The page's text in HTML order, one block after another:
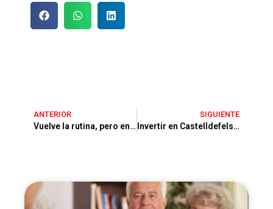
ANTERIOR
Vuelve la rutina, pero en Castelldefels se sigue viviendo como si estuvieras de vacaciones
SIGUIENTE
Invertir en Castelldefels: compra hoy, gana mañana